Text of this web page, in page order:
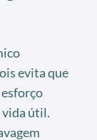
evita que
vida útil.